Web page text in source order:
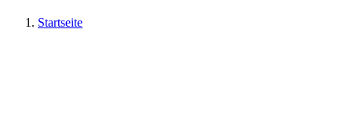
Startseite